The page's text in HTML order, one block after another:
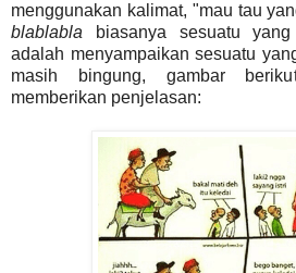
menggunakan kalimat, "mau tau
blablabla biasanya sesuatu
adalah menyampaikan sesuatu
masih bingung, gambar
memberikan penjelasan: